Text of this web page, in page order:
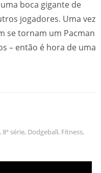
boca gigante de
jogadores. Uma vez
se tornam um Pacman
– então é hora de uma
, 8ª série, Dodgeball, Fitness,